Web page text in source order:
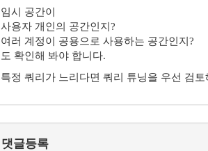
임시 공간이
사용자 개인의 공간인지?
여러 계정이 공용으로 사용하는 공간인지?
도 확인해 봐야 합니다.
특정 쿼리가 느리다면 쿼리 튜닝을 우선 검
댓글등록